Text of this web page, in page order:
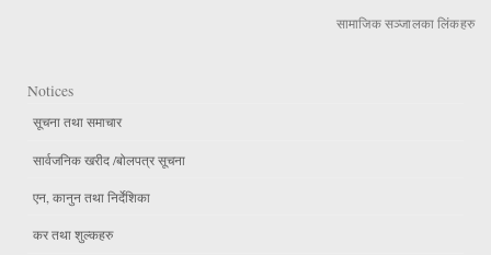
सामाजिक सञ्जालका लिंकहरु
Notices
सूचना तथा समाचार
सार्वजनिक खरीद /बोलपत्र सूचना
एन, कानुन तथा निर्देशिका
कर तथा शुल्कहरु